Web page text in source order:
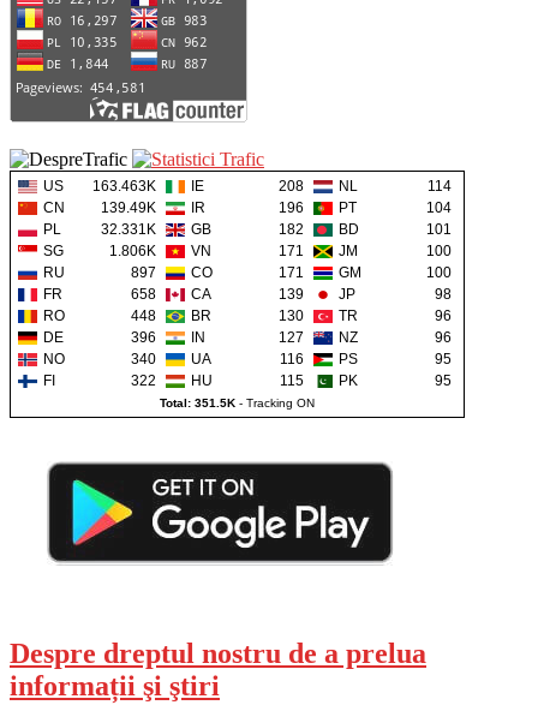
US 163.463K IE 208 NL
114
CN
139.49K IR 196 PT
104
PL
32.331K GB 182 BD
101
SG
1.806K VN 171 JM
100
RU
897 CO 171 GM
100
FR
658 CA 139 JP
98
RO
448 BR 130 TR
96
DE
396 IN 127 NZ
96
NO
340 UA 116 PS
95
FI
322 HU 115 PK 95
Total: 351.5K - Tracking ON
Despre dreptul nostru de a prelua
informații şi ştiri